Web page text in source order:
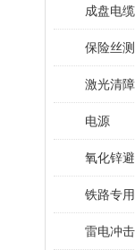
成盘电
保险丝
激光清
电源
氧化锌
铁路专
雷电冲